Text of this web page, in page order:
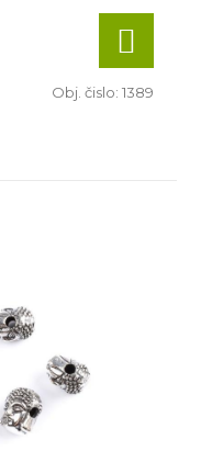
Obj. čislo: 1389